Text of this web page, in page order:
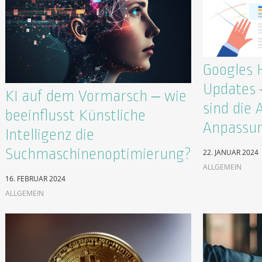
KI auf dem Vormarsch – wie
beeinflusst Künstliche
Intelligenz die
Suchmaschinenoptimierung?
16. FEBRUAR 2024
ALLGEMEIN
Googles
sind die
22. JANUAR 2024
ALLGEMEIN